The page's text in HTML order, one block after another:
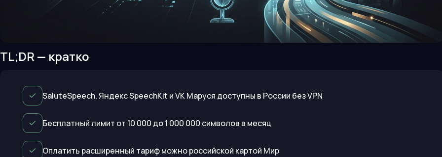
TL;DR — кратко
SaluteSpeech, Яндекс SpeechKit и VK Маруся доступны в России без VPN
Бесплатный лимит от 10 000 до 1 000 000 символов в месяц
Оплатить расширенный тариф можно российской картой Мир